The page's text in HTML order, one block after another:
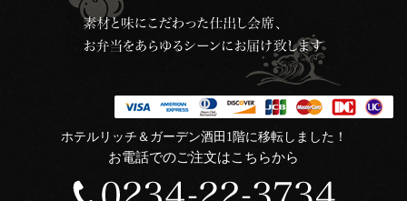
ホテルリッチ＆ガーデン酒田1階に移転しました！
お電話でのご注文はこちらから